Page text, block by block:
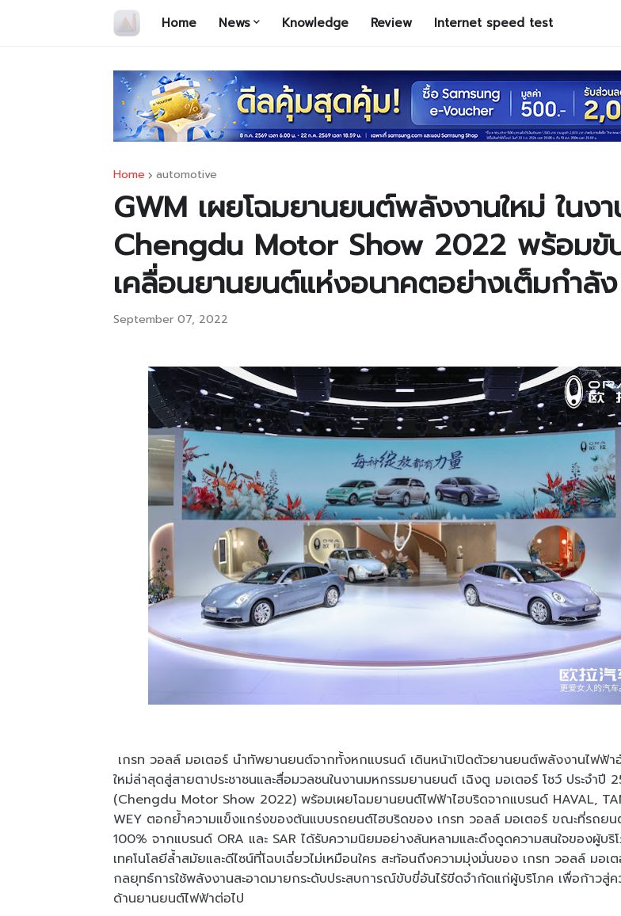
Home News Knowledge Review Internet speed test
Home automotive
GWM เผยโฉมยานยนต์พลังงานใหม่ ในง
Chengdu Motor Show 2022 พร้อมขั
เคลื่อนยานยนต์แห่งอนาคตอย่างเต็มกำลัง
September 07, 2022
เกรท วอลล์ มอเตอร์ นำทัพยานยนต์จากทั้งหกแบรนด์ เดินหน้าเปิดตัวยานยนต์พลังงานไฟฟ้า
ใหม่ล่าสุดสู่สายตาประชาชนและสื่อมวลชนในงานมหกรรมยานยนต์ เฉิงตู มอเตอร์ โชว์ ประจำปี
(Chengdu Motor Show 2022) พร้อมเผยโฉมยานยนต์ไฟฟ้าไฮบริดจากแบรนด์ HAVAL,
WEY ตอกย้ำความแข็งแกร่งของต้นแบบรถยนต์ไฮบริดของ เกรท วอลล์ มอเตอร์ ขณะที่รถยน
100% จากแบรนด์ ORA และ SAR ได้รับความนิยมอย่างล้นหลามและดึงดูดความสนใจของผู้บริ
เทคโนโลยีล้ำสมัยและดีไซน์ที่โฉบเฉี่ยวไม่เหมือนใคร สะท้อนถึงความมุ่งมั่นของ เกรท วอลล์ มอเต
กลยุทธ์การใช้พลังงานสะอาดมายกระดับประสบการณ์ขับขี่อันไร้ขีดจำกัดแก่ผู้บริโภค เพื่อก้าวสู่ค
ด้านยานยนต์ไฟฟ้าต่อไป